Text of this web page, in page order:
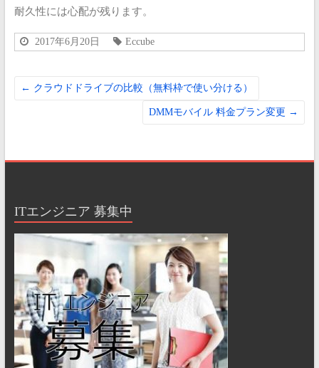
耐久性には心配が残ります。
2017年6月20日 Eccube
← クラウドドライブの比較（無料枠で使い分ける）
DMMモバイル 料金プラン変更 →
ITエンジニア 募集中